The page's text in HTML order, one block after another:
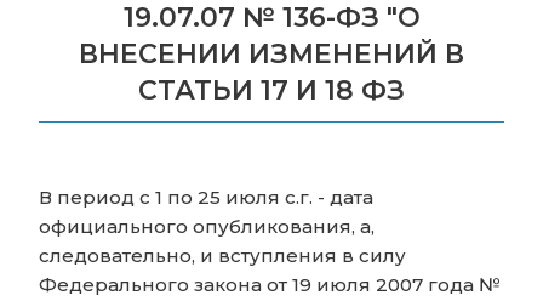
19.07.07 № 136-ФЗ "О
ВНЕСЕНИИ ИЗМЕНЕНИЙ В
СТАТЬИ 17 И 18 ФЗ
В период с 1 по 25 июля с.г. - дата
официального опубликования, а,
следовательно, и вступления в силу
Федерального закона от 19 июля 2007 года №